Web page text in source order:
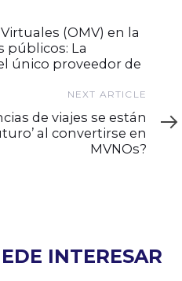
(OMV) en la
públicos: La
único proveedor de
NEXT ARTICLE
de viajes se están
al convertirse en
MVNOs?
INTERESAR